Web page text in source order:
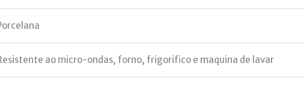
ao micro-ondas, forno, frigorifico e maquina de lavar